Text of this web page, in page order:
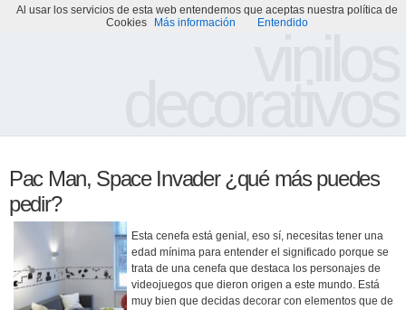
Portada Acerca de Galería de Vinilos Decorativos
Pac Man, Space Invader ¿qué más puedes
pedir?
Esta cenefa está genial, eso sí, necesitas tener una
edad mínima para entender el significado porque se
trata de una cenefa que destaca los personajes de
videojuegos que dieron origen a este mundo. Está
muy bien que decidas decorar con elementos que de
Al usar los servicios de esta web entendemos que aceptas nuestra política de
Cookies
Más información Entendido